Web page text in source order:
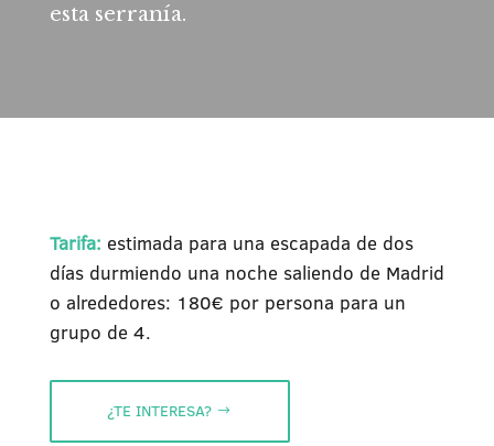
esta serranía.
Tarifa: estimada para una escapada de dos
días durmiendo una noche saliendo de Madrid
o alrededores: 180€ por persona para un
grupo de 4.
¿TE INTERESA?